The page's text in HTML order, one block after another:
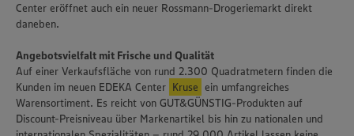
Center eröffnet auch ein neuer Rossmann-Drogeriemarkt direkt
daneben.
Angebotsvielfalt mit Frische und Qualität
Auf einer Verkaufsfläche von rund 2.300 Quadratmetern finden die
Kunden im neuen EDEKA Center Kruse ein umfangreiches
Warensortiment. Es reicht von GUT&GÜNSTIG-Produkten auf
Discount-Preisniveau über Markenartikel bis hin zu nationalen und